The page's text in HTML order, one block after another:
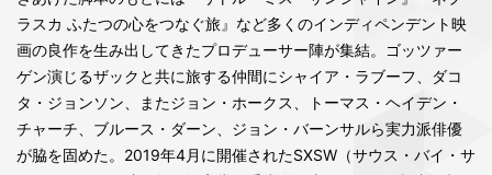
ラスカ ふたつの心をつなぐ旅』など多くのインディペンデント映
画の良作を生み出してきたプロデューサー陣が集結。ゴッツァー
ゲン演じるザックと共に旅する仲間にシャイア・ラブーフ、ダコ
タ・ジョンソン、またジョン・ホークス、トーマス・ヘイデン・
チャーチ、ブルース・ダーン、ジョン・バーンサルら実力派俳優
が脇を固めた。2019年4月に開催されたSXSW（サウス・バイ・サ